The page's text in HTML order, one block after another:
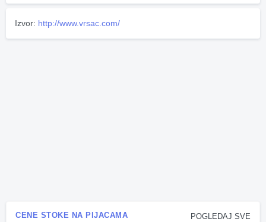
Izvor: http://www.vrsac.com/
POGLEDAJ SVE
CENE STOKE NA PIJACAMA